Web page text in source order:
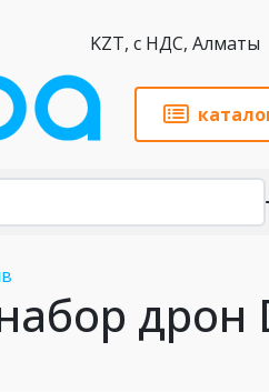
KZT, с НДС, Алматы
дрон